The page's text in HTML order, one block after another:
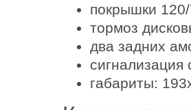
покрышки
тормоз
два задних
сигнализация
габариты: